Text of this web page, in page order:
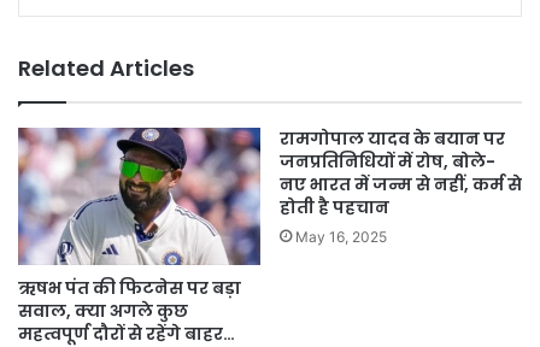
Related Articles
ऋषभ पंत की फिटनेस पर बड़ा
सवाल, क्या अगले कुछ
महत्वपूर्ण दौरों से रहेंगे बाहर…
रामगोपाल यादव के बयान पर
जनप्रतिनिधियों में रोष, बोले-
नए भारत में जन्म से नहीं, कर्म से
होती है पहचान
May 16, 2025